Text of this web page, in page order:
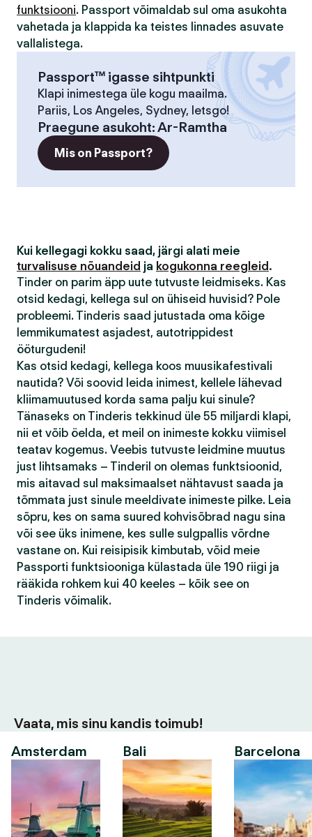
funktsiooni. Passport võimaldab sul oma asukohta
vahetada ja klappida ka teistes linnades asuvate
vallalistega.
Passport™ igasse sihtpunkti
Klapi inimestega üle kogu maailma.
Pariis, Los Angeles, Sydney, letsgo!
Praegune asukoht:Ar-Ramtha
Mis on Passport?
Kui kellegagi kokku saad, järgi alati meie
turvalisuse nõuandeid ja kogukonna reegleid .
Tinder on parim äpp uute tutvuste leidmiseks. Kas
otsid kedagi, kellega sul on ühiseid huvisid? Pole
probleemi. Tinderis saad jutustada oma kõige
lemmikumatest asjadest, autotrippidest
ööturgudeni!
Kas otsid kedagi, kellega koos muusikafestivali
nautida? Või soovid leida inimest, kellele lähevad
kliimamuutused korda sama palju kui sinule?
Tänaseks on Tinderis tekkinud üle 55 miljardi klapi,
nii et võib öelda, et meil on inimeste kokku viimisel
teatav kogemus. Veebis tutvuste leidmine muutus
just lihtsamaks – Tinderil on olemas funktsioonid,
mis aitavad sul maksimaalset nähtavust saada ja
tõmmata just sinule meeldivate inimeste pilke. Leia
sõpru, kes on sama suured kohvisõbrad nagu sina
või see üks inimene, kes sulle sulgpallis võrdne
vastane on. Kui reisipisik kimbutab, võid meie
Passporti funktsiooniga külastada üle 190 riigi ja
rääkida rohkem kui 40 keeles – kõik see on
Tinderis võimalik.
Vaata, mis sinu kandis toimub!
Amsterdam
Bali Barcelona